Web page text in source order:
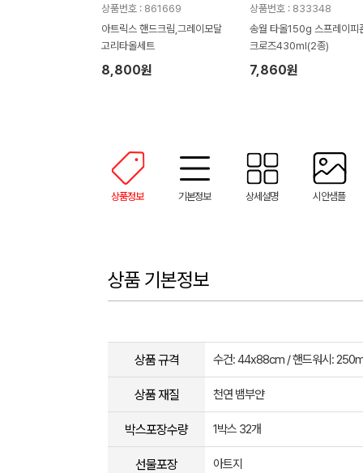
상품번호 : 861669
아트릭스 핸드크림,그레이모달
고리타올세트
8,800원
상품번호 : 833348
송월 타올150g 스프레이피
크로즈430ml(2종)
7,860원
상품정보 기본정보 상세설명 시안샘플
상품 기본정보
상품 규격 수건: 44x88cm / 핸드워시:
상품 재질 천연 뱀부얀
박스포장수량 1박스 32개
선물포장 아트지